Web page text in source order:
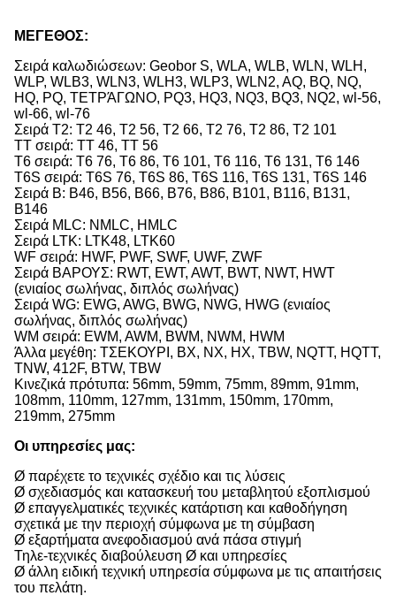
ΜΕΓΕΘΟΣ:
Σειρά καλωδιώσεων: Geobor S, WLA, WLB, WLN, WLH,
WLP, WLB3, WLN3, WLH3, WLP3, WLN2, AQ, BQ, NQ,
HQ, PQ, ΤΕΤΡΆΓΩΝΟ, PQ3, HQ3, NQ3, BQ3, NQ2, wl-56,
wl-66, wl-76
Σειρά T2: T2 46, T2 56, T2 66, T2 76, T2 86, T2 101
TT σειρά: TT 46, TT 56
T6 σειρά: T6 76, T6 86, T6 101, T6 116, T6 131, T6 146
T6S σειρά: T6S 76, T6S 86, T6S 116, T6S 131, T6S 146
Σειρά Β: B46, B56, B66, B76, B86, B101, B116, B131,
B146
Σειρά MLC: NMLC, HMLC
Σειρά LTK: LTK48, LTK60
WF σειρά: HWF, PWF, SWF, UWF, ZWF
Σειρά ΒΑΡΟΥΣ: RWT, EWT, AWT, BWT, NWT, HWT
(ενιαίος σωλήνας, διπλός σωλήνας)
Σειρά WG: EWG, AWG, BWG, NWG, HWG (ενιαίος
σωλήνας, διπλός σωλήνας)
WM σειρά: EWM, AWM, BWM, NWM, HWM
Άλλα μεγέθη: ΤΣΕΚΟΥΡΙ, BX, NX, HX, TBW, NQTT, HQTT,
TNW, 412F, BTW, TBW
Κινεζικά πρότυπα: 56mm, 59mm, 75mm, 89mm, 91mm,
108mm, 110mm, 127mm, 131mm, 150mm, 170mm,
219mm, 275mm
Οι υπηρεσίες μας:
Ø παρέχετε το τεχνικές σχέδιο και τις λύσεις
Ø σχεδιασμός και κατασκευή του μεταβλητού εξοπλισμού
Ø επαγγελματικές τεχνικές κατάρτιση και καθοδήγηση
σχετικά με την περιοχή σύμφωνα με τη σύμβαση
Ø εξαρτήματα ανεφοδιασμού ανά πάσα στιγμή
Τηλε-τεχνικές διαβούλευση Ø και υπηρεσίες
Ø άλλη ειδική τεχνική υπηρεσία σύμφωνα με τις απαιτήσεις
του πελάτη.